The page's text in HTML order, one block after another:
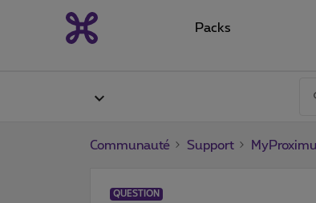
Packs
Communauté Support
QUESTION